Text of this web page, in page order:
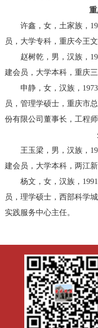
许鑫，女，土家族，
员，大学专科，重庆今王
赵树乾，男，汉族，
建会员，大学本科，重庆
申静，女，汉族，
员，管理学硕士，重庆市
份有限公司董事长，工程师
王玉梁，男，汉族，
建会员，大学本科，两江
杨文，女，汉族，
员，理学硕士，西部科学
实践服务中心主任。